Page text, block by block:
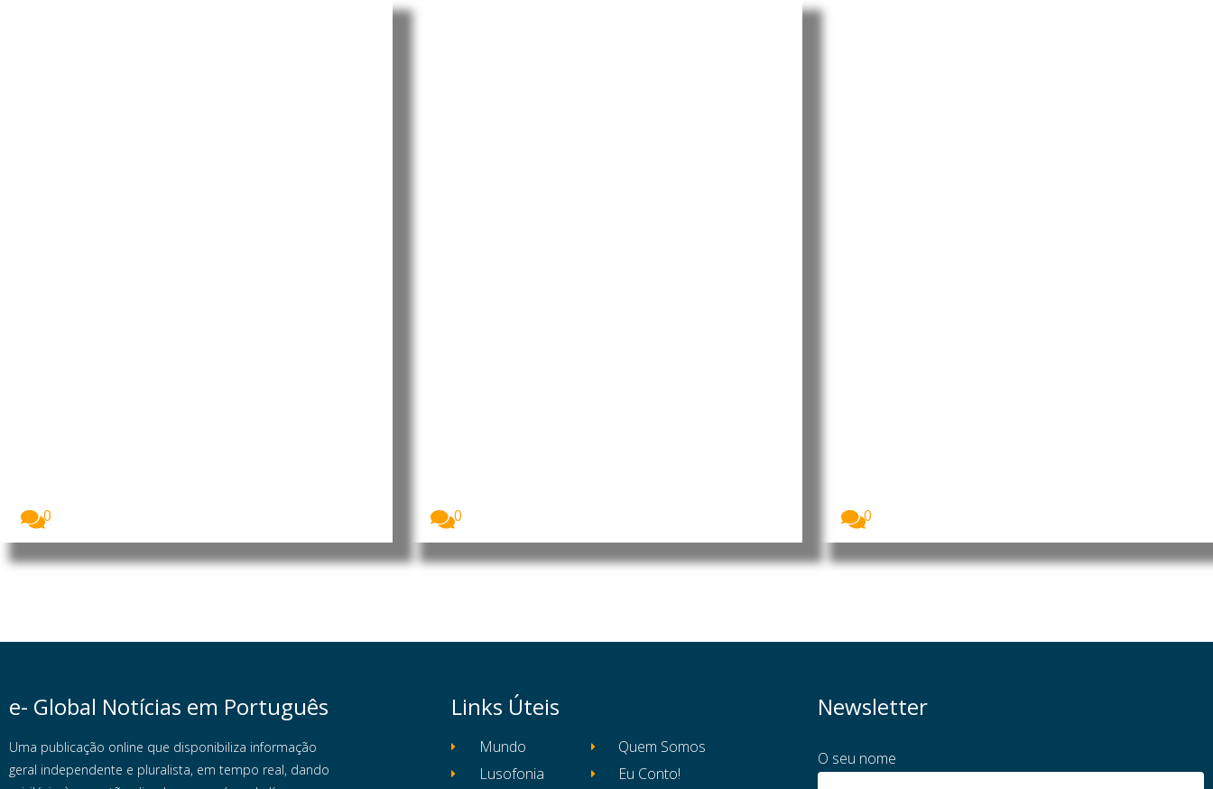
0
0
0
e- Global Notícias em Português
Uma publicação online que disponibiliza informação
geral independente e pluralista, em tempo real, dando
Links Úteis
Mundo
Lusofonia
Quem Somos
Eu Conto!
Newsletter
O seu nome